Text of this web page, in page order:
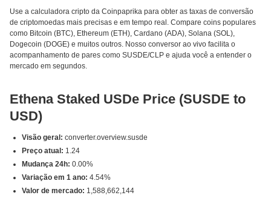
Use a calculadora cripto da Coinpaprika para obter as taxas de conversão
de criptomoedas mais precisas e em tempo real. Compare coins populares
como Bitcoin (BTC), Ethereum (ETH), Cardano (ADA), Solana (SOL),
Dogecoin (DOGE) e muitos outros. Nosso conversor ao vivo facilita o
acompanhamento de pares como SUSDE/CLP e ajuda você a entender o
mercado em segundos.
Ethena Staked USDe Price (SUSDE to
USD)
Visão geral: converter.overview.susde
Preço atual: 1.24
Mudança 24h: 0.00%
Variação em 1 ano: 4.54%
Valor de mercado: 1,588,662,144